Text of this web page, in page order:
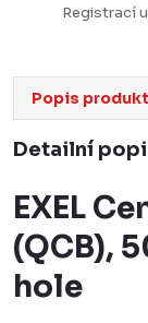
Registrací
Popis
Detailní
EXEL
(QCB),
hole